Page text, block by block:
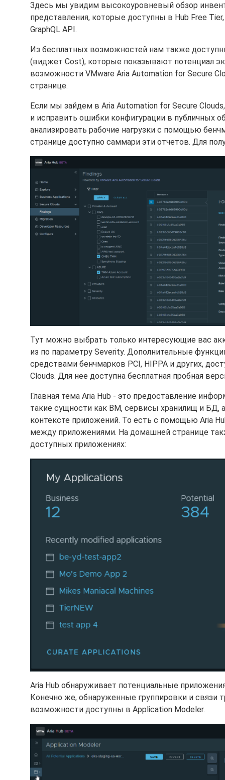
Здесь мы увидим высокоуровневый обзор
представления, которые доступны в Hub Free
GraphQL API.
Из бесплатных возможностей нам также
(виджет Cost), которые показывают потенциал
возможности VMware Aria Automation for Secure
странице.
Если мы зайдем в Aria Automation for Secure
и исправить ошибки конфигурации в публичных
анализировать рабочие нагрузки с помощью
странице доступно саммари эти отчетов. Для
Тут можно выбрать только интересующие вас
из по параметру Severity. Дополнительные
средствами бенчмарков PCI, HIPPA и других,
Clouds. Для нее доступна бесплатная пробная
Главная тема Aria Hub - это предоставление
такие сущности как ВМ, сервисы хранилищ и БД,
контексте приложений. То есть с помощью Aria
между приложениями. На домашней странице
доступных приложениях:
Aria Hub обнаруживает потенциальные
Конечно же, обнаруженные группировки и
возможности доступны в Application Modeler.